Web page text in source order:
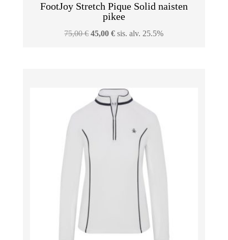
FootJoy Stretch Pique Solid naisten
pikee
75,00€ Alkuperäinen
45,00€Nykyinen
sis. alv. 25.5%